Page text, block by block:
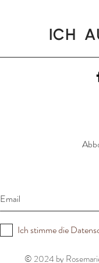
Ich
Ich stimme die
© 2024 by